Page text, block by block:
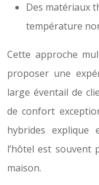
Des matériaux
température
Cette approche
proposer une
large éventail de
de confort
hybrides
l’hôtel est souvent
maison.